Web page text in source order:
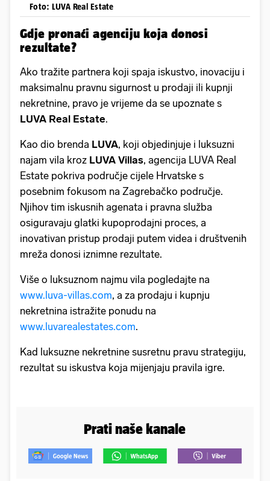
Foto: LUVA Real Estate
Gdje pronaći agenciju koja donosi
rezultate?
Ako tražite partnera koji spaja iskustvo, inovaciju i
maksimalnu pravnu sigurnost u prodaji ili kupnji
nekretnine, pravo je vrijeme da se upoznate s
LUVA Real Estate.
Kao dio brenda LUVA, koji objedinjuje i luksuzni
najam vila kroz LUVA Villas, agencija LUVA Real
Estate pokriva područje cijele Hrvatske s
posebnim fokusom na Zagrebačko područje.
Njihov tim iskusnih agenata i pravna služba
osiguravaju glatki kupoprodajni proces, a
inovativan pristup prodaji putem videa i društvenih
mreža donosi iznimne rezultate.
Više o luksuznom najmu vila pogledajte na
www.luva-villas.com, a za prodaju i kupnju
nekretnina istražite ponudu na
www.luvarealestates.com.
Kad luksuzne nekretnine susretnu pravu strategiju,
rezultat su iskustva koja mijenjaju pravila igre.
Prati naše kanale